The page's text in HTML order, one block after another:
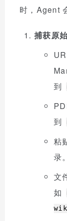
时，Agent
捕获原
到
到
粘
录。
文
如